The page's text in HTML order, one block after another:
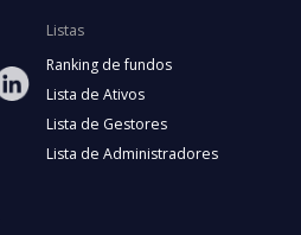
Listas
Ranking de fundos
Lista de Ativos
Lista de Gestores
Lista de Administradores